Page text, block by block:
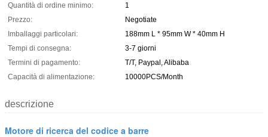
Quantità di ordine minimo:
1
Prezzo:
Negotiate
Imballaggi particolari:
188mm L * 95mm W * 40mm H
Tempi di consegna:
3-7 giorni
Termini di pagamento:
T/T, Paypal, Alibaba
Capacità di alimentazione:
10000PCS/Month
descrizione
Motore di ricerca del codice a barre